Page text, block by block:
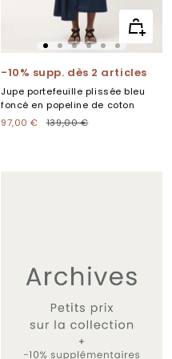
Aller
slide
1
Aller
2
Aller
au
3
Aller
au
4
Aller
5
Aller
au
6
Apercu
rapide
-10% supp. dès 2 articles
Jupe portefeuille plissée bleu
foncé en popeline de coton
Prix
97,00 €
Prix
139,00 €